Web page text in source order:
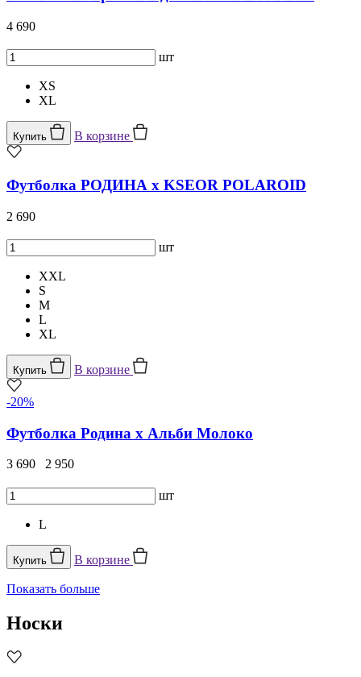
4 690
шт
XS
XL
Купить В корзине
Футболка РОДИНА x KSEOR POLAROID
2 690
шт
XXL
S
M
L
XL
Купить В корзине
-20%
Футболка Родина х Альби Молоко
3 690 2 950
шт
L
Купить В корзине
Показать больше
Носки